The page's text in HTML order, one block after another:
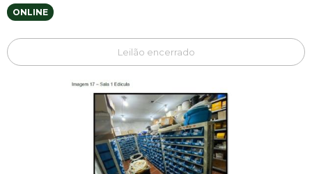
ONLINE
Leilão encerrado